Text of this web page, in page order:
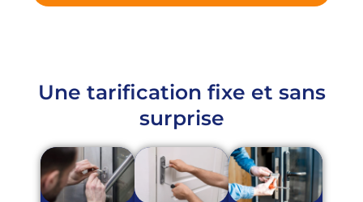
Une tarification fixe et sans
surprise